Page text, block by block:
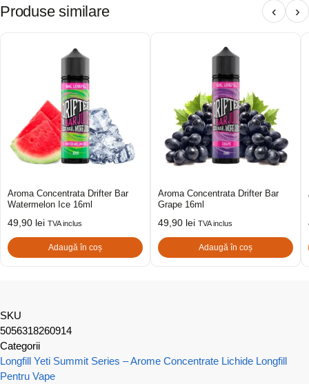
Produse similare ‹ ›
Aroma Concentrata Drifter Bar
Watermelon Ice 16ml
49,90 lei TVA inclus
Adaugă în coș
Aroma Concentrata Drifter Bar
Grape 16ml
49,90 lei TVA inclus
Adaugă în coș
SKU
5056318260914
Categorii
Longfill Yeti Summit Series – Arome Concentrate Lichide Longfill
Pentru Vape